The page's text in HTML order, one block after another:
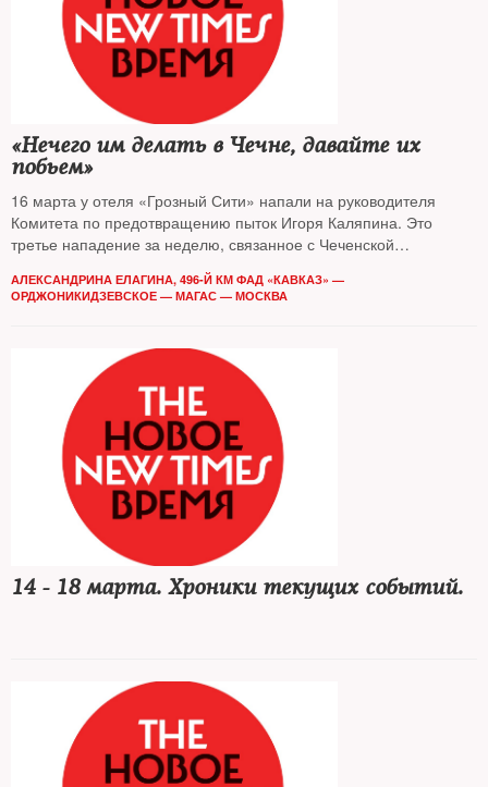
«Нечего им делать в Чечне, давайте их
побьем»
16 марта у отеля «Грозный Сити» напали на руководителя
Комитета по предотвращению пыток Игоря Каляпина. Это
третье нападение за неделю, связанное с Чеченской
избили на границе Ингушетии и Чечни, забрали технику,
подожгли автобус, в котором они ехали. Как шло расследование
оказавшейся в числе потерпевших
АЛЕКСАНДРИНА ЕЛАГИНА, 496-Й КМ ФАД «КАВКАЗ» —
ОРДЖОНИКИДЗЕВСКОЕ — МАГАС — МОСКВА
14 - 18 марта. Хроники текущих событий.